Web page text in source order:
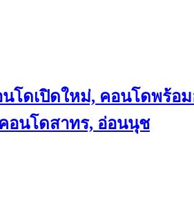
โดเปิดใหม่, คอนโดพร้
อนโดสาทร, อ่อนนุช